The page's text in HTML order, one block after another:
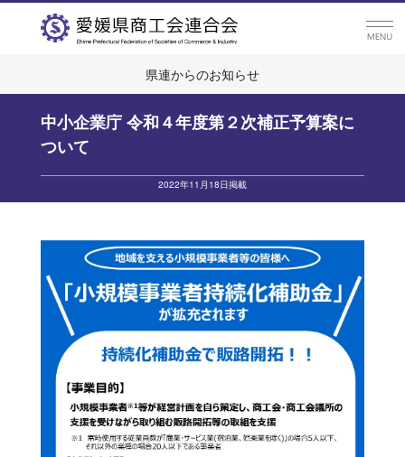
県連からのお知らせ
中小企業庁 令和４年度第２次補正予算案に
ついて
2022年11月18日掲載